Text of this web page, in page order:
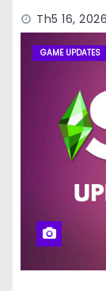
Th5 16, 2026
GAME UPDATES